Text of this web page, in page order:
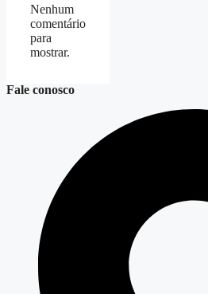
Nenhum
comentário
para
mostrar.
Fale conosco